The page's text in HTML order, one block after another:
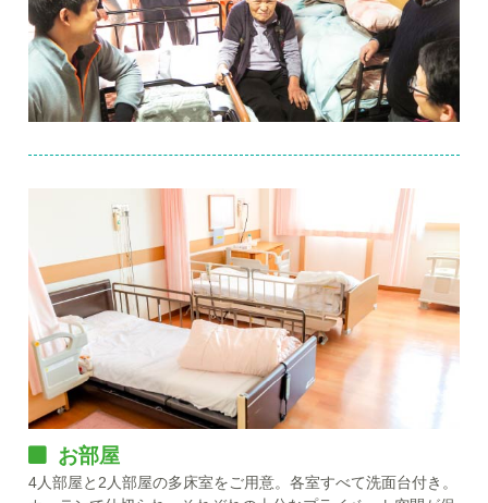
お部屋
4人部屋と2人部屋の多床室をご用意。各室すべて洗面台付き。